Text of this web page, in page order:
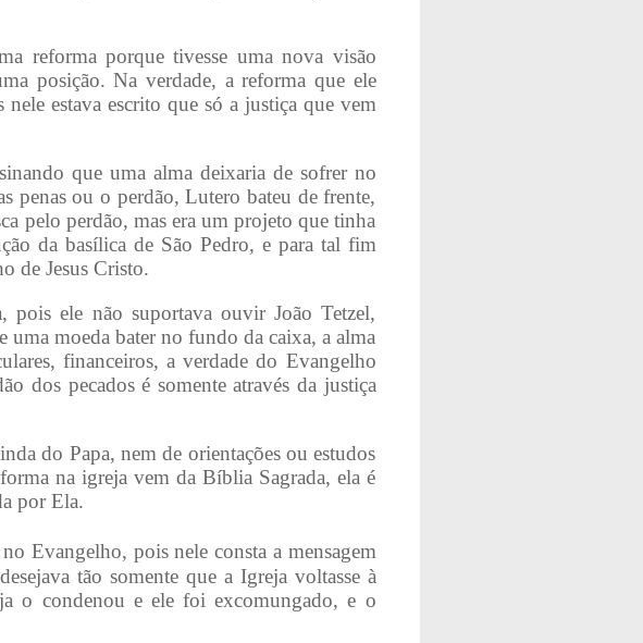
reforma porque tivesse uma nova visão
posição. Na verdade, a reforma que ele
estava escrito que só a justiça que vem
que uma alma deixaria de sofrer no
penas ou o perdão, Lutero bateu de frente,
pelo perdão, mas era um projeto que tinha
da basílica de São Pedro, e para tal fim
de Jesus Cristo.
pois ele não suportava ouvir João Tetzel,
uma moeda bater no fundo da caixa, a alma
financeiros, a verdade do Evangelho
dos pecados é somente através da justiça
do Papa, nem de orientações ou estudos
na igreja vem da Bíblia Sagrada, ela é
por Ela.
no Evangelho, pois nele consta a mensagem
tão somente que a Igreja voltasse à
o condenou e ele foi excomungado, e o